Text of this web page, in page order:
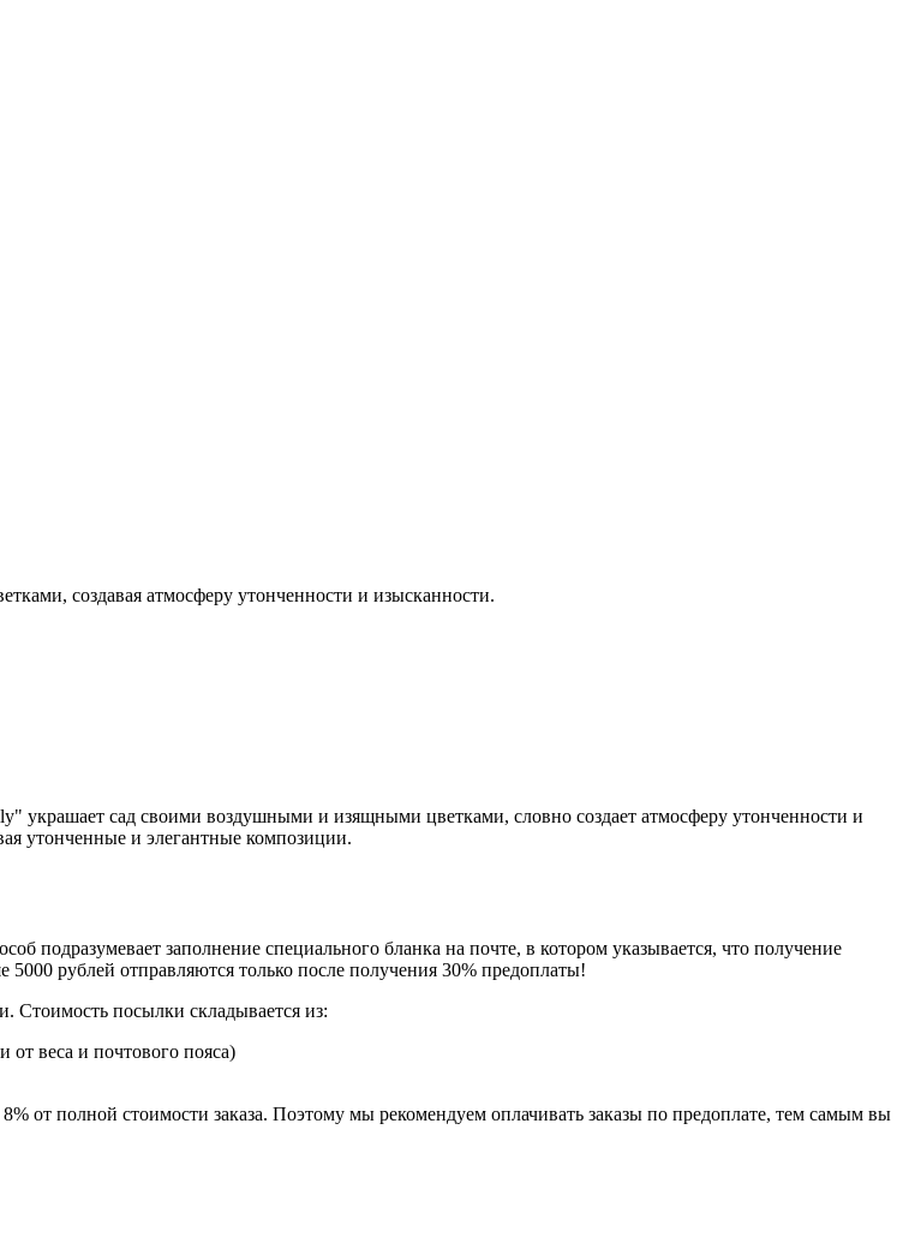
создавая атмосферу утонченности и изысканности.
украшает сад своими воздушными и изящными цветками, словно создает атмосферу утонченности и
утонченные и элегантные композиции.
подразумевает заполнение специального бланка на почте, в котором указывается, что получение
рублей отправляются только после получения 30% предоплаты!
Стоимость посылки складывается из:
от веса и почтового пояса)
от полной стоимости заказа. Поэтому мы рекомендуем оплачивать заказы по предоплате, тем самым вы